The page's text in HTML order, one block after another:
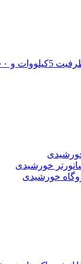
خورشیدی
خورشیدی